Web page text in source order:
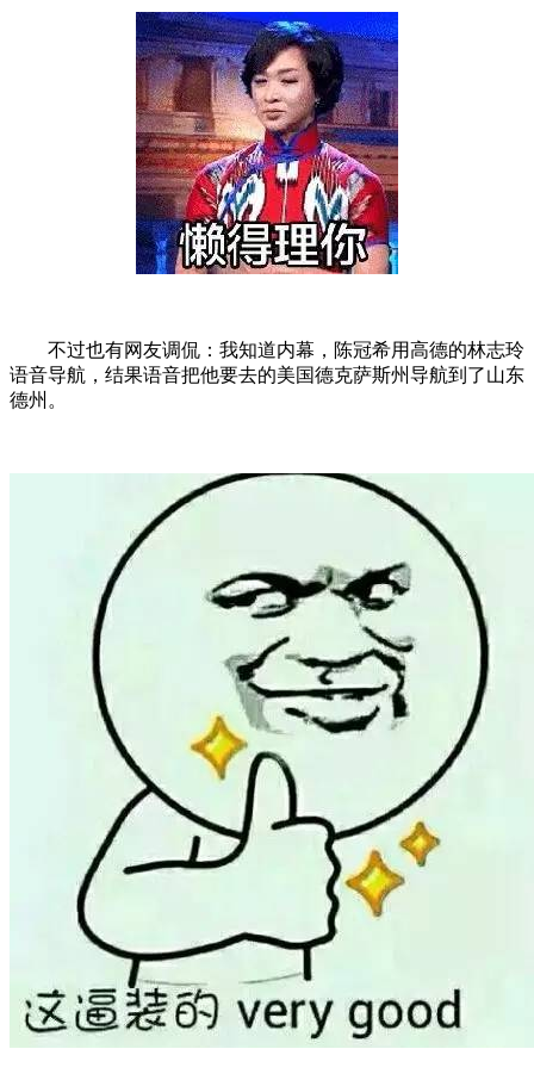
不过也有网友调侃：我知道内幕，陈冠希用高德的林志玲
语音导航，结果语音把他要去的美国德克萨斯州导航到了山东
德州。